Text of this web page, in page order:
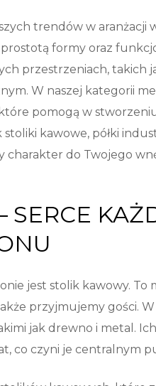
trendów w aranżacji
formy oraz
przestrzeniach, takich
W naszej kategorii
pomogą w
kawowe, półki
charakter do Twojego
SERCE
jest stolik kawowy. To
przyjmujemy gości.
jak drewno i metal.
co czyni je centralnym